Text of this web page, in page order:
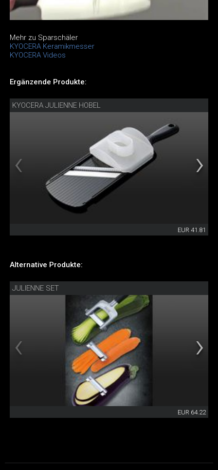
Mehr zu Sparschäler
KYOCERA Keramikmesser
KYOCERA Videos
Ergänzende Produkte:
KYOCERA JULIENNE HOBEL
EUR 41.81
Alternative Produkte:
JULIENNE SET
EUR 64.22